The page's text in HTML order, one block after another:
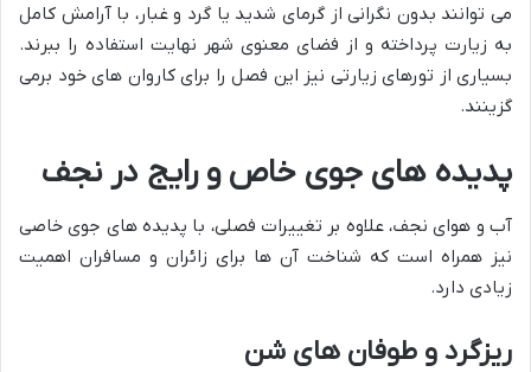
می توانند بدون نگرانی از گرمای شدید یا گرد و غبار، با آرامش کامل
به زیارت پرداخته و از فضای معنوی شهر نهایت استفاده را ببرند.
بسیاری از تورهای زیارتی نیز این فصل را برای کاروان های خود برمی
گزینند.
پدیده های جوی خاص و رایج در نجف
آب و هوای نجف، علاوه بر تغییرات فصلی، با پدیده های جوی خاصی
نیز همراه است که شناخت آن ها برای زائران و مسافران اهمیت
زیادی دارد.
ریزگرد و طوفان های شن